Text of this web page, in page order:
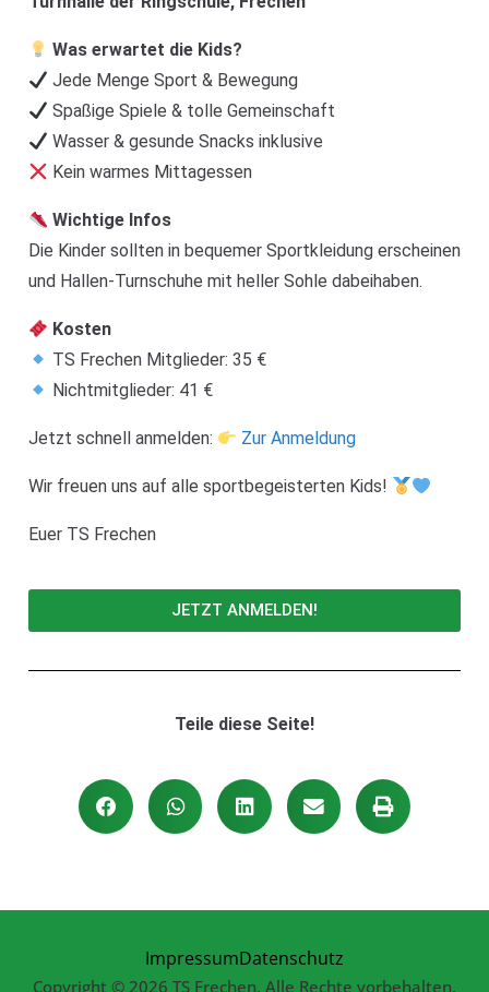
Was erwartet die Kids?
Jede Menge Sport & Bewegung
Spaßige Spiele & tolle Gemeinschaft
Wasser & gesunde Snacks inklusive
Kein warmes Mittagessen
Wichtige Infos
Die Kinder sollten in bequemer Sportkleidung erscheinen
und Hallen-Turnschuhe mit heller Sohle dabeihaben.
Kosten
TS Frechen Mitglieder: 35 €
Nichtmitglieder: 41 €
Jetzt schnell anmelden: Zur Anmeldung
Wir freuen uns auf alle sportbegeisterten Kids!
Euer TS Frechen
JETZT ANMELDEN!
Teile diese Seite!
ImpressumDatenschutz
Copyright © 2026 TS Frechen. Alle Rechte vorbehalten.